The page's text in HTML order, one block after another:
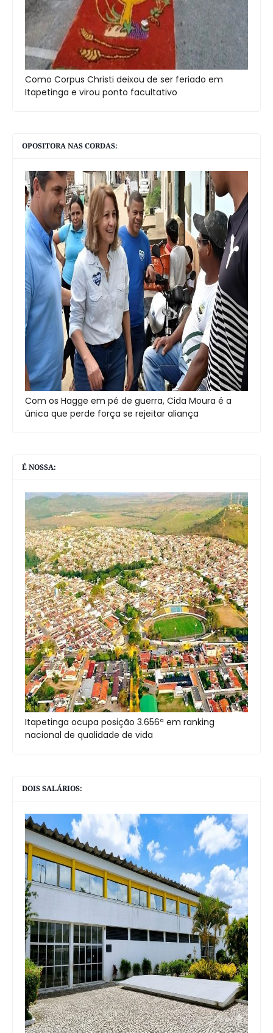
Como Corpus Christi deixou de ser feriado em
Itapetinga e virou ponto facultativo
OPOSITORA NAS CORDAS:
Com os Hagge em pé de guerra, Cida Moura é a
única que perde força se rejeitar aliança
É NOSSA:
Itapetinga ocupa posição 3.656ª em ranking
nacional de qualidade de vida
DOIS SALÁRIOS: